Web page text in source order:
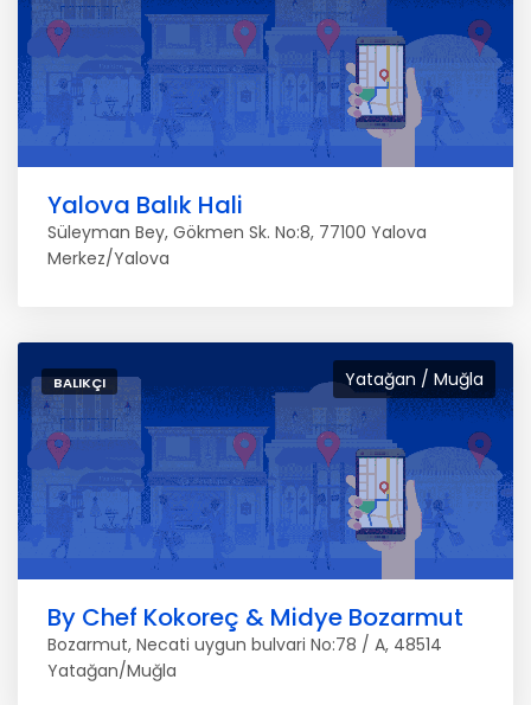
Yalova Balık Hali
Süleyman Bey, Gökmen Sk. No:8, 77100 Yalova
Merkez/Yalova
Yatağan / Muğla
BALIKÇI
By Chef Kokoreç & Midye Bozarmut
Bozarmut, Necati uygun bulvari No:78 / A, 48514
Yatağan/Muğla